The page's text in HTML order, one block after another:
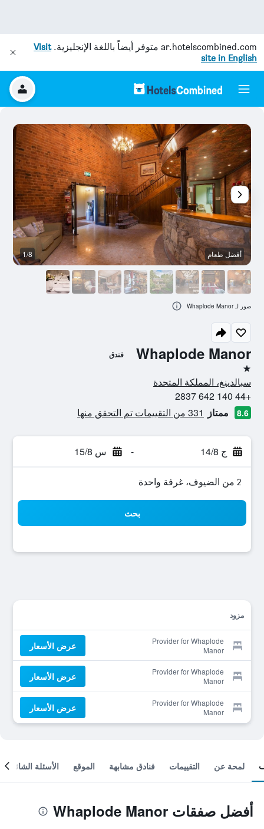
ar.hotelscombined.com متوفر أيضاً باللغة الإنجليزية.Visit
site in English
Whaplode Manor فندق
نجمة واحدة
سبالدينغ، المملكة المتحدة
+44 140 642 2837
8.6 ممتاز 331 من التقييمات تم التحقق منها
ج 14/8 - س 15/8
2 من الضيوف، غرفة واحدة
بحث
مزود
Provider for Whaplode
Manor
عرض الأسعار
Provider for Whaplode
Manor
عرض الأسعار
Provider for Whaplode
Manor
عرض الأسعار
أفضل طعام 1/8
صور لـ Whaplode Manor
لمحة عن التقييمات فنادق مشابهة الموقع الأسئلة الشائعة
أفضل صفقات Whaplode Manor